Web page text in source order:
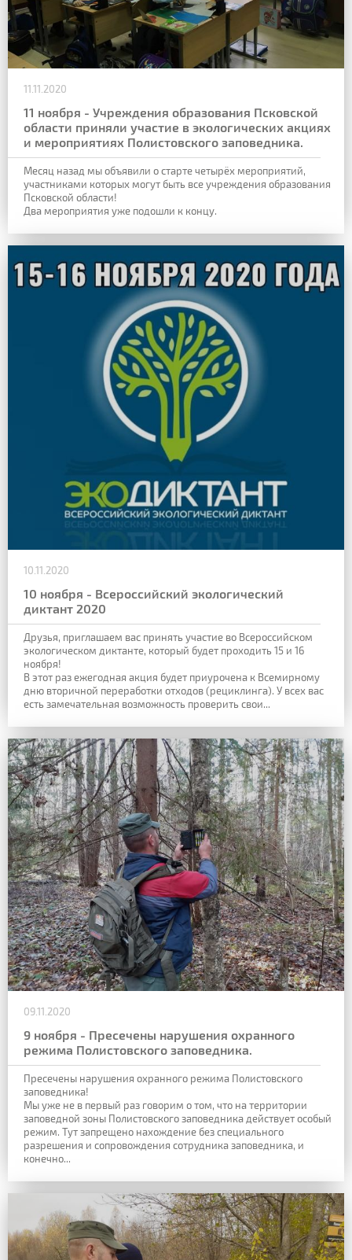
11.11.2020
11 ноября - Учреждения образования Псковской
области приняли участие в экологических акциях
и мероприятиях Полистовского заповедника.
Месяц назад мы объявили о старте четырёх мероприятий,
участниками которых могут быть все учреждения образования
Псковской области!
Два мероприятия уже подошли к концу.
10.11.2020
10 ноября - Всероссийский экологический
диктант 2020
Друзья, приглашаем вас принять участие во Всероссийском
экологическом диктанте, который будет проходить 15 и 16
ноября!
В этот раз ежегодная акция будет приурочена к Всемирному
дню вторичной переработки отходов (рециклинга). У всех вас
есть замечательная возможность проверить свои...
09.11.2020
9 ноября - Пресечены нарушения охранного
режима Полистовского заповедника.
Пресечены нарушения охранного режима Полистовского
заповедника!
Мы уже не в первый раз говорим о том, что на территории
заповедной зоны Полистовского заповедника действует особый
режим. Тут запрещено нахождение без специального
разрешения и сопровождения сотрудника заповедника, и
конечно...